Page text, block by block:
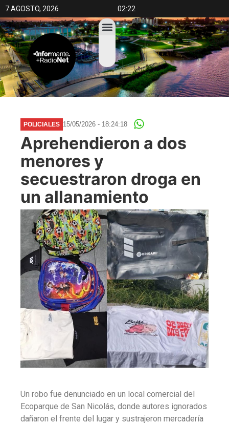
7 AGOSTO, 2026 02:22
POLICIALES 15/05/2026 - 18:24:18
Aprehendieron a dos
menores y
secuestraron droga en
un allanamiento
Un robo fue denunciado en un local comercial del
Ecoparque de San Nicolás, donde autores ignorados
dañaron el frente del lugar y sustrajeron mercadería